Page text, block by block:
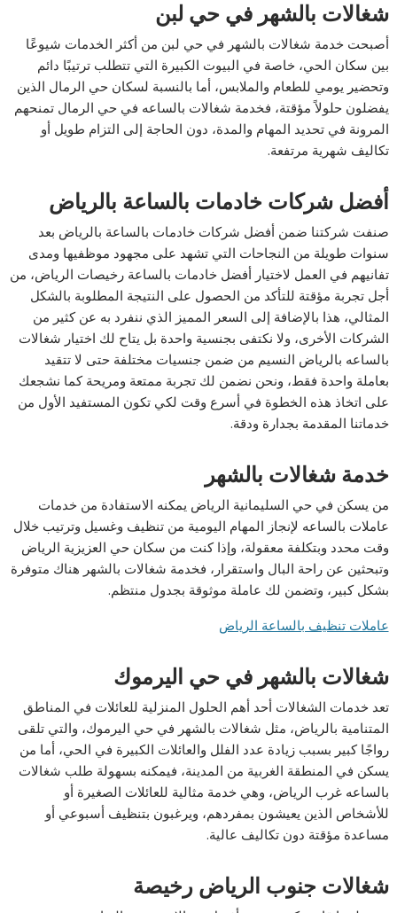
شغالات بالشهر في حي لبن
أصبحت خدمة شغالات بالشهر في حي لبن من أكثر الخدمات شيوعًا
بين سكان الحي، خاصة في البيوت الكبيرة التي تتطلب ترتيبًا دائم
وتحضير يومي للطعام والملابس، أما بالنسبة لسكان حي الرمال الذين
يفضلون حلولاً مؤقتة، فخدمة شغالات بالساعه في حي الرمال تمنحهم
المرونة في تحديد المهام والمدة، دون الحاجة إلى التزام طويل أو
تكاليف شهرية مرتفعة.
أفضل شركات خادمات بالساعة بالرياض
صنفت شركتنا ضمن أفضل شركات خادمات بالساعة بالرياض بعد
سنوات طويلة من النجاحات التي تشهد على مجهود موظفيها ومدى
تفانيهم في العمل لاختيار أفضل خادمات بالساعة رخيصات الرياض، من
أجل تجربة مؤقتة للتأكد من الحصول على النتيجة المطلوبة بالشكل
المثالي، هذا بالإضافة إلى السعر المميز الذي ننفرد به عن كثير من
الشركات الأخرى، ولا نكتفى بجنسية واحدة بل يتاح لك اختيار شغالات
بالساعه بالرياض النسيم من ضمن جنسيات مختلفة حتى لا تتقيد
بعاملة واحدة فقط، ونحن نضمن لك تجربة ممتعة ومريحة كما نشجعك
على اتخاذ هذه الخطوة في أسرع وقت لكي تكون المستفيد الأول من
خدماتنا المقدمة بجدارة ودقة.
خدمة شغالات بالشهر
من يسكن في حي السليمانية الرياض يمكنه الاستفادة من خدمات
عاملات بالساعه لإنجاز المهام اليومية من تنظيف وغسيل وترتيب خلال
وقت محدد وبتكلفة معقولة، وإذا كنت من سكان حي العزيزية الرياض
وتبحثين عن راحة البال واستقرار، فخدمة شغالات بالشهر هناك متوفرة
بشكل كبير، وتضمن لك عاملة موثوقة بجدول منتظم.
عاملات تنظيف بالساعة الرياض
شغالات بالشهر في حي اليرموك
تعد خدمات الشغالات أحد أهم الحلول المنزلية للعائلات في المناطق
المتنامية بالرياض، مثل شغالات بالشهر في حي اليرموك، والتي تلقى
رواجًا كبير بسبب زيادة عدد الفلل والعائلات الكبيرة في الحي، أما من
يسكن في المنطقة الغربية من المدينة، فيمكنه بسهولة طلب شغالات
بالساعه غرب الرياض، وهي خدمة مثالية للعائلات الصغيرة أو
للأشخاص الذين يعيشون بمفردهم، ويرغبون بتنظيف أسبوعي أو
مساعدة مؤقتة دون تكاليف عالية.
شغالات جنوب الرياض رخيصة